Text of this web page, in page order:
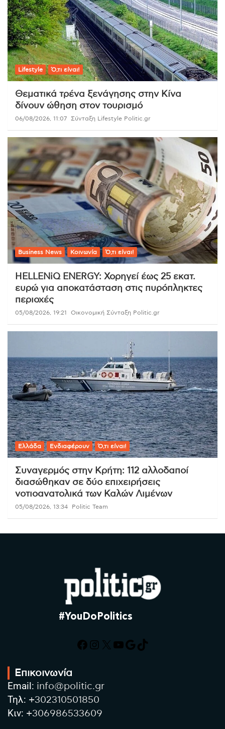
Lifestyle Ό,τι είναι!
Θεματικά τρένα ξενάγησης στην Κίνα
δίνουν ώθηση στον τουρισμό
06/08/2026, 11:07 Σύνταξη Lifestyle Politic.gr
Business News Κοινωνία Ό,τι είναι!
HELLENiQ ENERGY: Χορηγεί έως 25 εκατ.
ευρώ για αποκατάσταση στις πυρόπληκτες
περιοχές
05/08/2026, 19:21 Οικονομική Σύνταξη Politic.gr
Ελλάδα Ενδιαφέρουν Ό,τι είναι!
Συναγερμός στην Κρήτη: 112 αλλοδαποί
διασώθηκαν σε δύο επιχειρήσεις
νοτιοανατολικά των Καλών Λιμένων
05/08/2026, 13:34 Politic Team
#YouDoPolitics
Facebook
Instagram
X YouTube
Google
TikTok
Επικοινωνία
Email: info@politic.gr
Τηλ: +302310501850
Κιν: +306986533609